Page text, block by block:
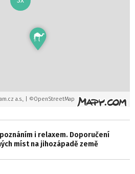
a.s., | ©OpenStreetMap
i relaxem. Doporučení
míst na jihozápadě země